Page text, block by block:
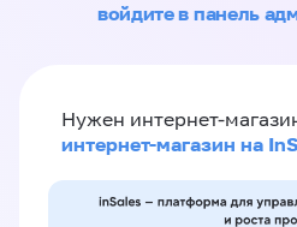
войдите в панель
Нужен интернет-
интернет-магазин на